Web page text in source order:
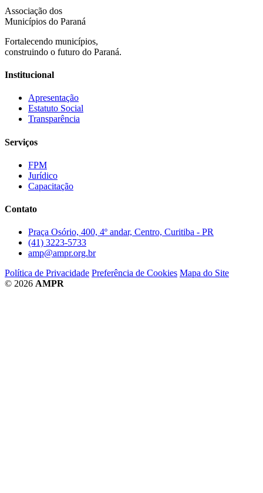
Associação dos
Municípios do Paraná
Fortalecendo municípios,
construindo o futuro do Paraná.
Institucional
Apresentação
Estatuto Social
Transparência
Serviços
FPM
Jurídico
Capacitação
Contato
Praça Osório, 400, 4º andar, Centro, Curitiba - PR
(41) 3223-5733
amp@ampr.org.br
Política de Privacidade Preferência de Cookies Mapa do Site
© 2026 AMPR